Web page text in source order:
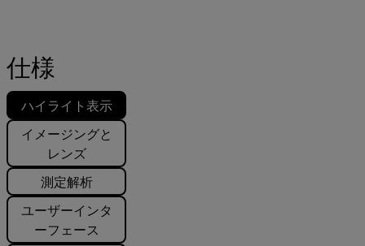
仕様
ハイライト表示
イメージングと
レンズ
測定解析
ユーザーインタ
ーフェース